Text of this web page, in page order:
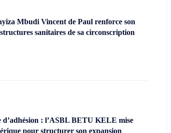
Mbudi Vincent de Paul renforce son
sanitaires de sa circonscription
d’adhésion : l’ASBL BETU KELE mise
pour structurer son expansion